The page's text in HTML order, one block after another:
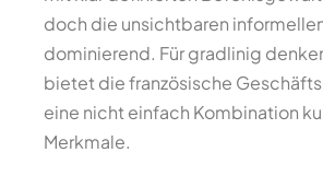
doch die unsichtbaren
dominierend. Für gradlinig
bietet die französische
eine nicht einfach Kombination
Merkmale.